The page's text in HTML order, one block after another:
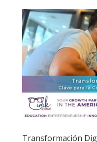
Transformación